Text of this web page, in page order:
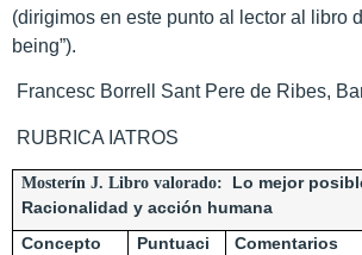
(dirigimos en este punto al lector al libro
being”).
Francesc Borrell Sant Pere de Ribes,
RUBRICA IATROS
Mosterín J. Libro valorado:
Lo mejor
Racionalidad y acción humana
Concepto
Puntuaci
Comentarios